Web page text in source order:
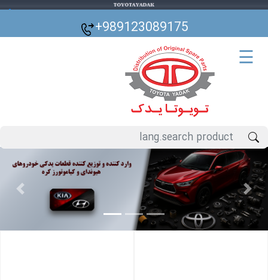
🌙 +989123089175
☰
Previous Next